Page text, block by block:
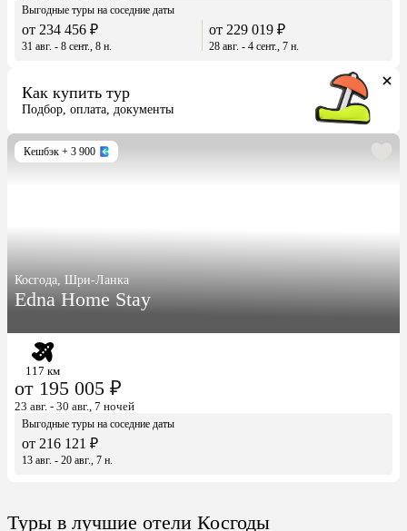
Выгодные туры на соседние даты
от 234 456 ₽
31 авг. - 8 сент., 8 н.
от 229 019 ₽
28 авг. - 4 сент., 7 н.
Как купить тур
Подбор, оплата, документы
Кешбэк + 3 900
Косгода, Шри-Ланка
Edna Home Stay
117 км
от 195 005 ₽
23 авг. - 30 авг., 7 ночей
Выгодные туры на соседние даты
от 216 121 ₽
13 авг. - 20 авг., 7 н.
Туры в лучшие отели Косгоды